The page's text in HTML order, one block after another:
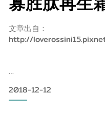
這麼厲害的神祕好物，到底
是這兩款來自法國的專業醫
能萬用修護
它不是藥品
文章出自：
http://
2018-12-12